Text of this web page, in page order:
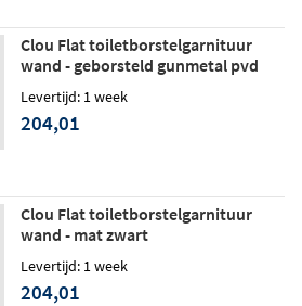
Clou Flat toiletborstelgarnituur
wand - geborsteld gunmetal pvd
Levertijd: 1 week
204,01
Clou Flat toiletborstelgarnituur
wand - mat zwart
Levertijd: 1 week
204,01